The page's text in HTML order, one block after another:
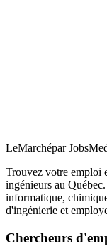
LeMarchépar
Trouvez votre emploi
ingénieurs au
informatique,
d'ingénierie et
Chercheurs